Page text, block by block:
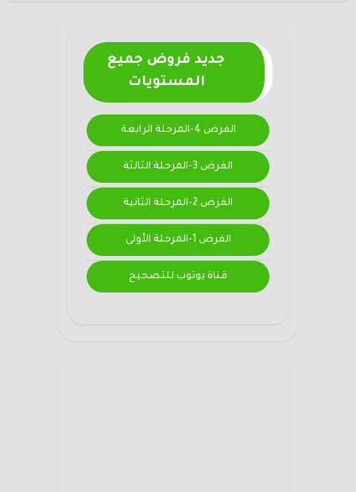
جديد فروض جميع
المستويات
الفرض 4-المرحلة الرابعة
الفرض 3-المرحلة الثالثة
الفرض 2-المرحلة الثانية
الفرض 1-المرحلة الأولى
قناة يوتوب للتصحيح